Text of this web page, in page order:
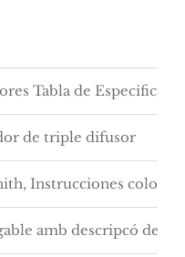
Tabla de
de triple difusor
Instrucciones
amb descripcó de